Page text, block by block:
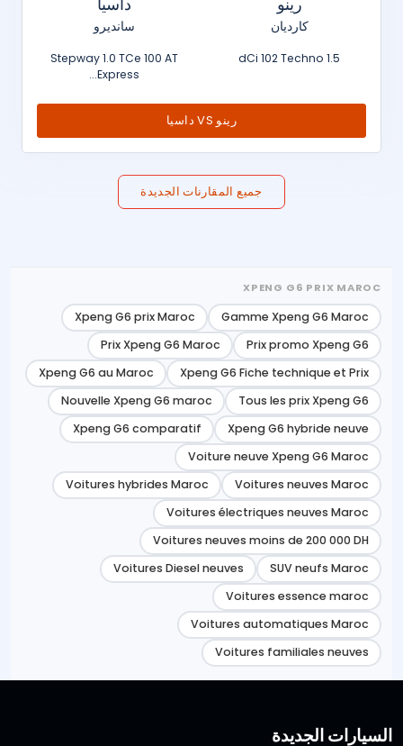
كارديان
1.5 dCi 102 Techno
سانديرو
Stepway 1.0 TCe 100 AT
Express...
رينو VS داسيا
جميع المقارنات الجديدة
XPENG G6 PRIX MAROC
Gamme Xpeng G6 Maroc
Xpeng G6 prix Maroc
Prix promo Xpeng G6
Prix Xpeng G6 Maroc
Xpeng G6 Fiche technique et Prix
Xpeng G6 au Maroc
Tous les prix Xpeng G6
Nouvelle Xpeng G6 maroc
Xpeng G6 hybride neuve
Xpeng G6 comparatif
Voiture neuve Xpeng G6 Maroc
Voitures neuves Maroc
Voitures hybrides Maroc
Voitures électriques neuves Maroc
Voitures neuves moins de 200 000 DH
SUV neufs Maroc
Voitures Diesel neuves
Voitures essence maroc
Voitures automatiques Maroc
Voitures familiales neuves
السيارات الجديدة